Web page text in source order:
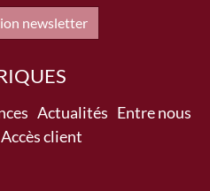
newsletter
Actualités Entre nous
Accès client